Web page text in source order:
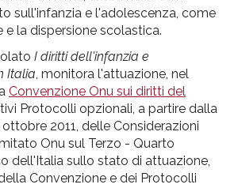
sull'infanzia e l'adolescenza, come
la dispersione scolastica.
I diritti dell'infanzia e
Italia, monitora l'attuazione, nel
Convenzione Onu sui diritti del
Protocolli opzionali, a partire dalla
2011, delle Considerazioni
Onu sul Terzo - Quarto
dell'Italia sullo stato di attuazione,
Convenzione e dei Protocolli